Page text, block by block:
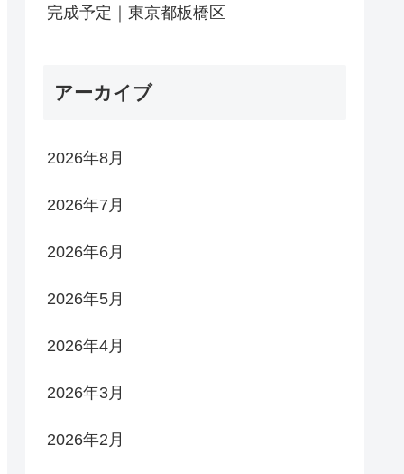
完成予定｜東京都板橋区
アーカイブ
2026年8月
2026年7月
2026年6月
2026年5月
2026年4月
2026年3月
2026年2月